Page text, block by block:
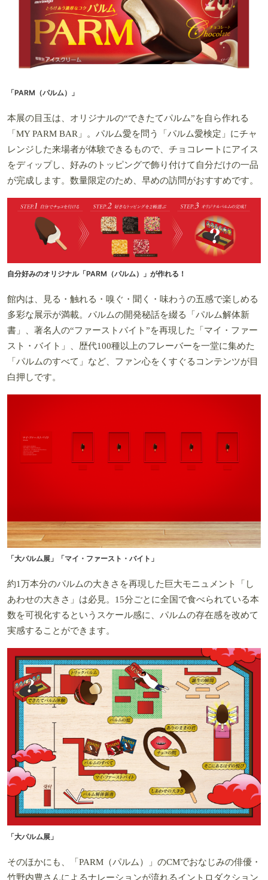
「PARM（パルム）」
本展の目玉は、オリジナルの“できたてパルム”を自ら作れる
「MY PARM BAR」。パルム愛を問う「パルム愛検定」にチャ
レンジした来場者が体験できるもので、チョコレートにアイス
をディップし、好みのトッピングで飾り付けて自分だけの一品
が完成します。数量限定のため、早めの訪問がおすすめです。
自分好みのオリジナル「PARM（パルム）」が作れる！
館内は、見る・触れる・嗅ぐ・聞く・味わうの五感で楽しめる
多彩な展示が満載。パルムの開発秘話を綴る「パルム解体新
書」、著名人の“ファーストバイト”を再現した「マイ・ファー
スト・バイト」、歴代100種以上のフレーバーを一堂に集めた
「パルムのすべて」など、ファン心をくすぐるコンテンツが目
白押しです。
「大パルム展」「マイ・ファースト・バイト」
約1万本分のパルムの大きさを再現した巨大モニュメント「し
あわせの大きさ」は必見。15分ごとに全国で食べられている本
数を可視化するというスケール感に、パルムの存在感を改めて
実感することができます。
「大パルム展」
そのほかにも、「PARM（パルム）」のCMでおなじみの俳優・
竹野内豊さんによるナレーションが流れるイントロダクション